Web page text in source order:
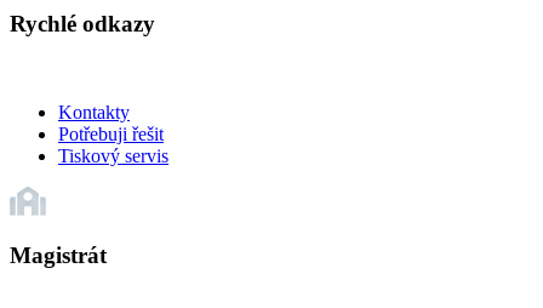
Rychlé odkazy
Kontakty
Potřebuji řešit
Tiskový servis
Magistrát